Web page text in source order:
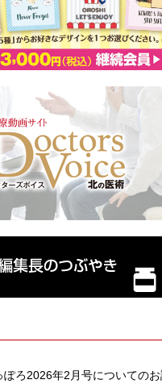
ぽろ2026年2月号についての